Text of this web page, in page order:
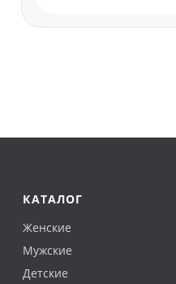
КАТАЛОГ
Женские
Мужские
Детские